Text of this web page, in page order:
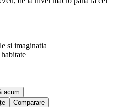
si imaginatia
acum
Comparare